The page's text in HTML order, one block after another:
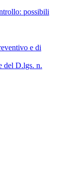
possibili
e di
del D.lgs. n.